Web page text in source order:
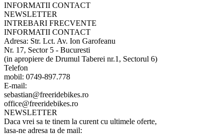
INFORMATII CONTACT
NEWSLETTER
INTREBARI FRECVENTE
INFORMATII CONTACT
Adresa: Str. Lct. Av. Ion Garofeanu
Nr. 17, Sector 5 - Bucuresti
(in apropiere de Drumul Taberei nr.1, Sectorul 6)
Telefon
mobil: 0749-897.778
E-mail:
sebastian@freeridebikes.ro
office@freeridebikes.ro
NEWSLETTER
Daca vrei sa te tinem la curent cu ultimele oferte,
lasa-ne adresa ta de mail: